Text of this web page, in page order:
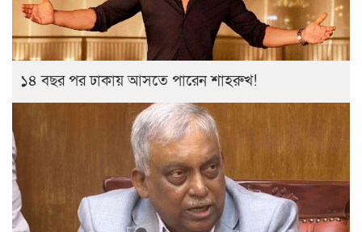
১৪ বছর পর ঢাকায় আসতে পারেন শাহরুখ!